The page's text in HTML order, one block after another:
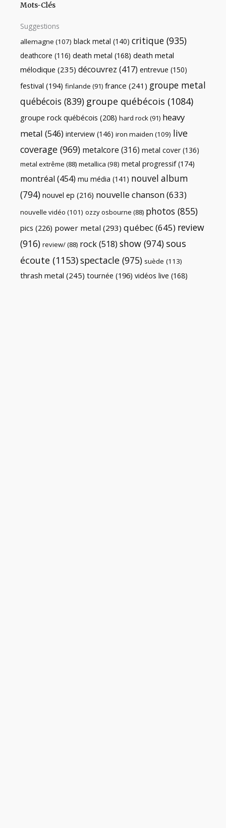
Mots-Clés
Suggestions
allemagne (107) black metal (140) critique (935)
deathcore (116) death metal (168) death metal
mélodique (235) découvrez (417) entrevue (150)
festival (194) finlande (91) france (241) groupe metal
québécois (839) groupe québécois (1084)
groupe rock québécois (208) hard rock(91) heavy
metal (546) interview (146) iron maiden (109) live
coverage (969) metalcore (316) metal cover (136)
metal extrême (88) metallica (98) metal progressif(174)
montréal (454) mu média (141) nouvel album
(794) nouvel ep (216) nouvelle chanson(633)
nouvelle vidéo (101) ozzy osbourne (88) photos (855)
pics (226) power metal (293) québec(645) review
(916) review/(88) rock(518) show (974) sous
écoute (1153)spectacle (975) suède (113)
thrash metal (245) tournée (196) vidéos live (168)